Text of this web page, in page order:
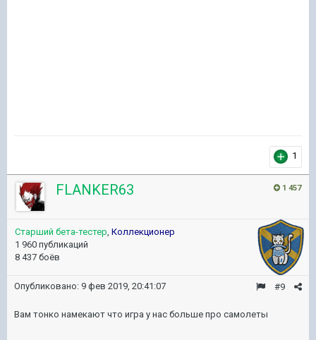
1
1 457
FLANKER63
Старший бета-тестер, Коллекционер
1 960 публикаций
8 437 боёв
#9
Опубликовано: 9 фев 2019, 20:41:07
Вам тонко намекают что игра у нас больше про самолеты